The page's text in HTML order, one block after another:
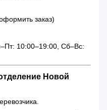
заказ)
10:00–19:00, Сб–Вс:
Новой